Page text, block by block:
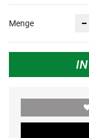
Menge